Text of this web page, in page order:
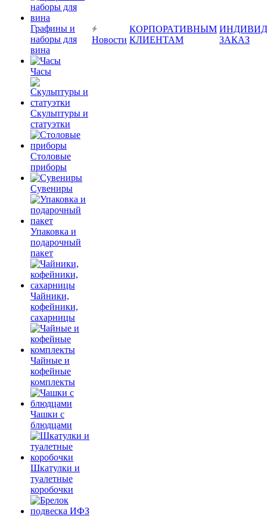
Графины и
наборы для
вина
Часы
Скульптуры и
статуэтки
Столовые
приборы
Сувениры
Упаковка и
подарочный
пакет
Чайники,
кофейники,
сахарницы
Чайные и
кофейные
комплекты
Чашки с
блюдцами
Шкатулки и
туалетные
коробочки
Новости
КОРПОРАТИВНЫМ
КЛИЕНТАМ
ЗАКАЗ